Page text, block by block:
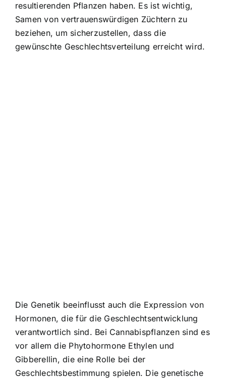
resultierenden Pflanzen haben. Es ist wichtig,
Samen von vertrauenswürdigen Züchtern zu
beziehen, um sicherzustellen, dass die
gewünschte Geschlechtsverteilung erreicht wird.
Die Genetik beeinflusst auch die Expression von
Hormonen, die für die Geschlechtsentwicklung
verantwortlich sind. Bei Cannabispflanzen sind es
vor allem die Phytohormone Ethylen und
Gibberellin, die eine Rolle bei der
Geschlechtsbestimmung spielen. Die genetische